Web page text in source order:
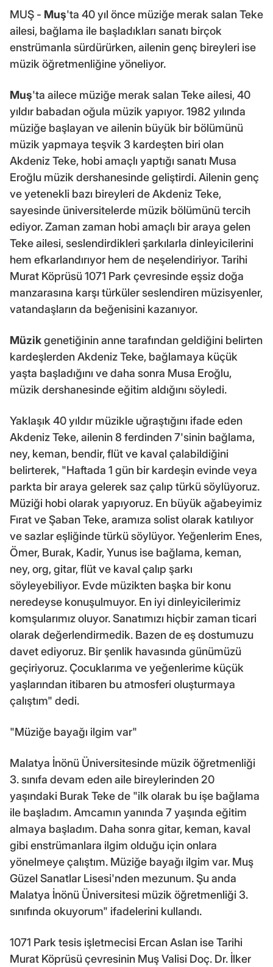
MUŞ - Muş'ta 40 yıl önce müziğe merak salan Teke
ailesi, bağlama ile başladıkları sanatı birçok
enstrümanla sürdürürken, ailenin genç bireyleri ise
müzik öğretmenliğine yöneliyor.
Muş'ta ailece müziğe merak salan Teke ailesi, 40
yıldır babadan oğula müzik yapıyor. 1982 yılında
müziğe başlayan ve ailenin büyük bir bölümünü
müzik yapmaya teşvik 3 kardeşten biri olan
Akdeniz Teke, hobi amaçlı yaptığı sanatı Musa
Eroğlu müzik dershanesinde geliştirdi. Ailenin genç
ve yetenekli bazı bireyleri de Akdeniz Teke,
sayesinde üniversitelerde müzik bölümünü tercih
ediyor. Zaman zaman hobi amaçlı bir araya gelen
Teke ailesi, seslendirdikleri şarkılarla dinleyicilerini
hem efkarlandırıyor hem de neşelendiriyor. Tarihi
Murat Köprüsü 1071 Park çevresinde eşsiz doğa
manzarasına karşı türküler seslendiren müzisyenler,
vatandaşların da beğenisini kazanıyor.
Müzikgenetiğinin anne tarafından geldiğini belirten
kardeşlerden Akdeniz Teke, bağlamaya küçük
yaşta başladığını ve daha sonra Musa Eroğlu,
müzik dershanesinde eğitim aldığını söyledi.
Yaklaşık 40 yıldır müzikle uğraştığını ifade eden
Akdeniz Teke, ailenin 8 ferdinden 7'sinin bağlama,
ney, keman, bendir, flüt ve kaval çalabildiğini
belirterek, "Haftada 1 gün bir kardeşin evinde veya
parkta bir araya gelerek saz çalıp türkü söylüyoruz.
Müziği hobi olarak yapıyoruz. En büyük ağabeyimiz
Fırat ve Şaban Teke, aramıza solist olarak katılıyor
ve sazlar eşliğinde türkü söylüyor. Yeğenlerim Enes,
Ömer, Burak, Kadir, Yunus ise bağlama, keman,
ney, org, gitar, flüt ve kaval çalıp şarkı
söyleyebiliyor. Evde müzikten başka bir konu
neredeyse konuşulmuyor. En iyi dinleyicilerimiz
komşularımız oluyor. Sanatımızı hiçbir zaman ticari
olarak değerlendirmedik. Bazen de eş dostumuzu
davet ediyoruz. Bir şenlik havasında günümüzü
geçiriyoruz. Çocuklarıma ve yeğenlerime küçük
yaşlarından itibaren bu atmosferi oluşturmaya
çalıştım" dedi.
"Müziğe bayağı ilgim var"
Malatya İnönü Üniversitesinde müzik öğretmenliği
3. sınıfa devam eden aile bireylerinden 20
yaşındaki Burak Teke de "ilk olarak bu işe bağlama
ile başladım. Amcamın yanında 7 yaşında eğitim
almaya başladım. Daha sonra gitar, keman, kaval
gibi enstrümanlara ilgim olduğu için onlara
yönelmeye çalıştım. Müziğe bayağı ilgim var. Muş
Güzel Sanatlar Lisesi'nden mezunum. Şu anda
Malatya İnönü Üniversitesi müzik öğretmenliği 3.
sınıfında okuyorum" ifadelerini kullandı.
1071 Park tesis işletmecisi Ercan Aslan ise Tarihi
Murat Köprüsü çevresinin Muş Valisi Doç. Dr. İlker